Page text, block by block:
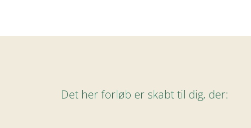
Det her forløb er skabt til dig, der: